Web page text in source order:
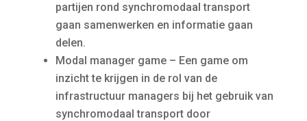
partijen rond synchromodaal transport
gaan samenwerken en informatie gaan
delen.
Modal manager game – Een game om
inzicht te krijgen in de rol van de
infrastructuur managers bij het gebruik van
synchromodaal transport door